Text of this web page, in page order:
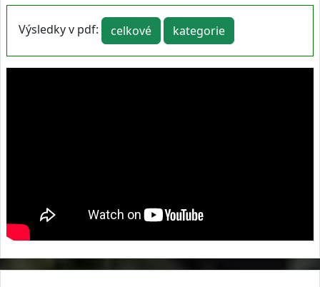
Výsledky v pdf: celkové kategorie